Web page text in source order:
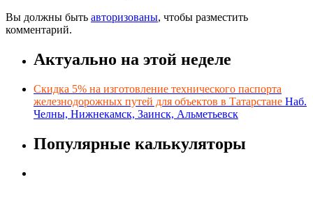
Вы должны быть авторизованы, чтобы разместить
комментарий.
Актуально на этой неделе
Скидка 5% на изготовление технического паспорта
железнодорожных путей для объектов в Татарстане Наб.
Челны, Нижнекамск, Заинск, Альметьевск
Популярные калькуляторы